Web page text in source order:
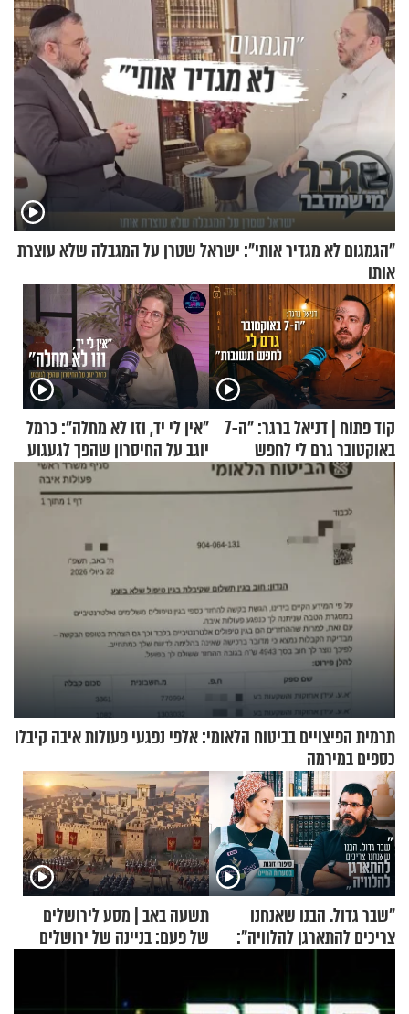
"הגמגום לא מגדיר אותי": ישראל שטרן על המגבלה שלא עוצרת
אותו
קוד פתוח | דניאל ברגר: "ה-7
באוקטובר גרם לי לחפש
תשובות"
"אין לי יד, וזו לא מחלה": כרמל
יוגב על החיסרון שהפך לגעגוע
תרמית הפיצויים בביטוח הלאומי: אלפי נפגעי פעולות איבה קיבלו
כספים במירמה
"שבר גדול. הבנו שאנחנו
צריכים להתארגן להלוויה":
תשעה באב | מסע לירושלים
של פעם: בניינה של ירושלים